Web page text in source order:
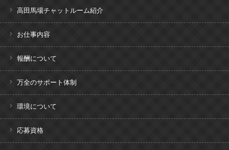
高田馬場チャットルーム紹介
お仕事内容
報酬について
万全のサポート体制
環境について
応募資格